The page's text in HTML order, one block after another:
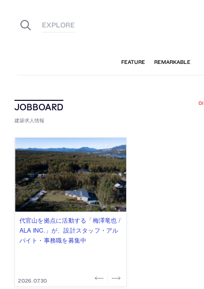
建築求人情報
佐々木慧が主宰する「axonometric株
式会社」が、設計スタッフ（経験
者・既卒・2027年新卒）を募集中
2026.08.07
古民家を軸に全国で“価値循環の仕組
み”を作り、リモートワーク主体の働
き方を実践する「株式会社つぎと」
2026.08.03
リノベる株式会社が、設計パートナ
ー (業務委託) を募集中
2026.08.03
社会への影響力のある建築を手掛
け、スタッフ同士で助け合う環境づ
くりも行う「E.A.S.T.architects」
2026.07.31
代官山を拠点に活動する「梅澤竜也 /
ALA INC.」が、設計スタッフ・アル
バイト・事務職を募集中
2026.07.30